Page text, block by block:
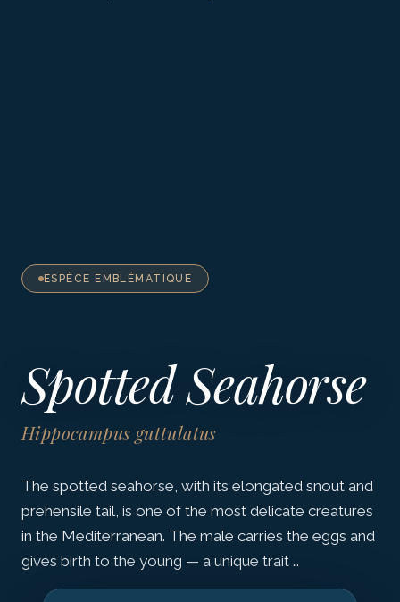
ESPÈCE EMBLÉMATIQUE
Spotted Seahorse
Hippocampus guttulatus
The spotted seahorse, with its elongated snout and
prehensile tail, is one of the most delicate creatures
in the Mediterranean. The male carries the eggs and
gives birth to the young — a unique trait …